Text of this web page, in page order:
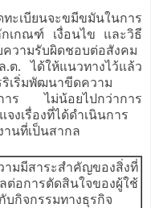
เบียนจะขมีขมันในการ
กเกณฑ์ เงื่อนไข และวิธี
ความรับผิดชอบต่อสังคม
ต. ได้ให้แนวทางไว้แล้ว
เริ่มพัฒนาขีดความ
การ ไม่น้อยไปกว่าการ
งเรื่องที่ได้ดำเนินการ
านที่เป็นสากล
ามมีสาระสำคัญของสิ่งที่
ต่อการตัดสินใจของผู้ใช้
บกิจกรรมทางธุรกิจ